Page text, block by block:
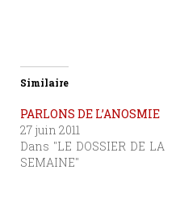
Similaire
PARLONS DE L’ANOSMIE
27 juin 2011
Dans "LE DOSSIER DE LA
SEMAINE"